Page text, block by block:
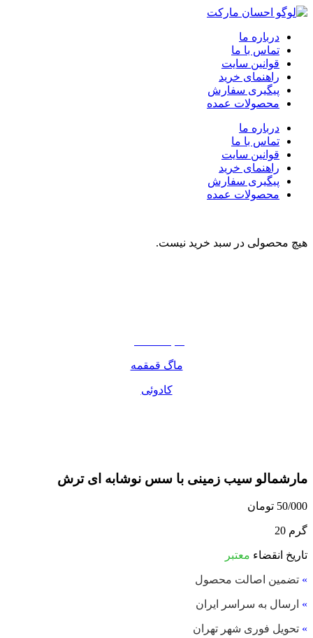
درباره ما
تماس با ما
قوانین سایت
راهنمای خرید
پیگیری سفارش
محصولات عمده
درباره ما
تماس با ما
قوانین سایت
راهنمای خرید
پیگیری سفارش
محصولات عمده
هیچ محصولی در سبد خرید نیست.
ماگ قمقمه
کادوئی
مارشمالو سیب زمینی با سس نوشابه ای ترش
50/000 تومان
20 گرم
تاریخ انقضاء معتبر
» تضمین اصالت محصول
» ارسال به سراسر ایران
» تحویل فوری شهر تهران